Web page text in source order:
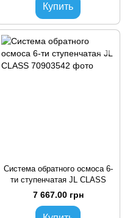
Купить
Система обратного осмоса 6-
ти ступенчатая JL CLASS
7 667.00 грн